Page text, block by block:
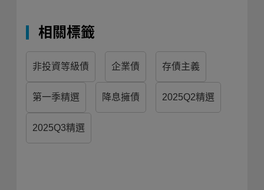
相關標籤
非投資等級債 企業債 存債主義
第一季精選 降息擁債 2025Q2精選
2025Q3精選